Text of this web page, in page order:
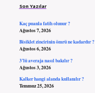
Son Yazılar
Kaç puanla fatih olunur ?
Ağustos 7, 2026
Bisiklet zincirinin ömrü ne kadardır ?
Ağustos 6, 2026
3’lü averaja nasıl bakılır ?
Ağustos 3, 2026
Kalker hangi alanda kullanılır ?
Temmuz 25, 2026